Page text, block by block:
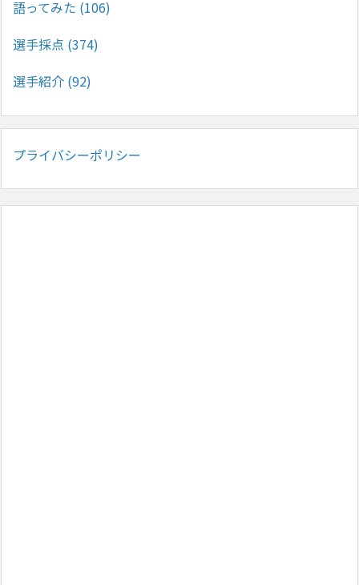
語ってみた (106)
選手採点 (374)
選手紹介 (92)
プライバシーポリシー